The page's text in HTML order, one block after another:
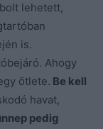
lehetett,
is.
Ahogy
ötlete. Be kell
havat,
pedig